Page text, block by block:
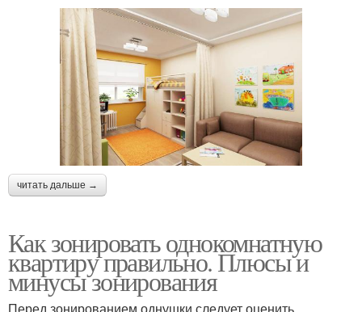
читать дальше →
Как зонировать однокомнатную
квартиру правильно. Плюсы и
минусы зонирования